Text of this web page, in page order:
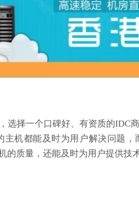
选择一个口碑好、有资质的IDC
机都能及时为用户解决问题，
质量，还能及时为用户提供技术